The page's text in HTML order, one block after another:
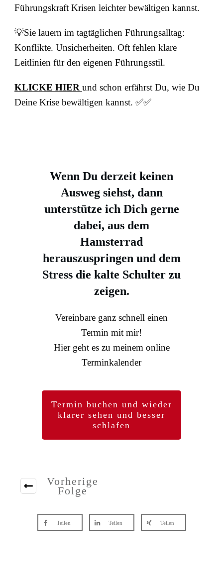
Führungskraft Krisen leichter bewältigen kannst.
💡Sie lauern im tagtäglichen Führungsalltag:
Konflikte. Unsicherheiten. Oft fehlen klare
Leitlinien für den eigenen Führungsstil.
KLICKE HIER und schon erfährst Du, wie Du
Deine Krise bewältigen kannst. ✅✅
Wenn Du derzeit keinen
Ausweg siehst, dann
unterstütze ich Dich gerne
dabei, aus dem
Hamsterrad
herauszuspringen und dem
Stress die kalte Schulter zu
zeigen.
Vereinbare ganz schnell einen
Termin mit mir!
Hier geht es zu meinem online
Terminkalender
Termin buchen und wieder
klarer sehen und besser
schlafen
Vorherige
Folge
Teilen Teilen Teilen